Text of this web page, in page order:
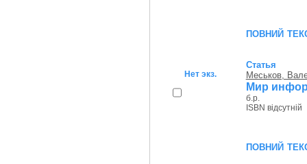
повний
Нет экз.
Статья
Меськов,
Мир
б.р.
ISBN відсутній
повний